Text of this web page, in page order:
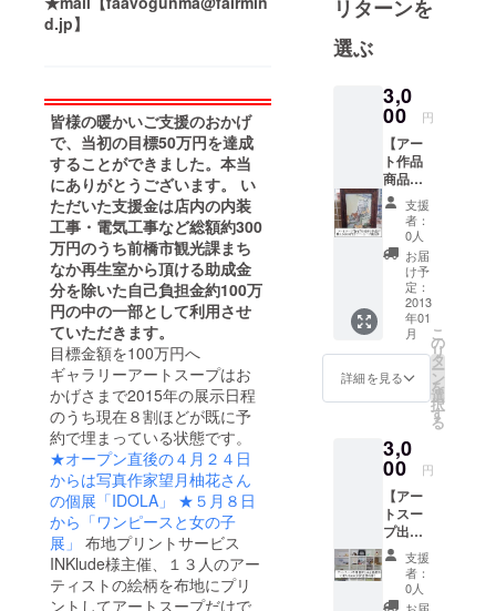
d.jp】
皆様の暖かいご支援のおかげ
で、当初の目標50万円を達成
することができました。本当
にありがとうございます。 い
ただいた支援金は店内の内装
工事・電気工事など総額約300
万円のうち前橋市観光課まち
なか再生室から頂ける助成金
分を除いた自己負担金約100万
円の中の一部として利用させ
ていただきます。
目標金額を100万円へ
ギャラリーアートスープはお
かげさまで2015年の展示日程
のうち現在８割ほどが既に予
約で埋まっている状態です。
★オープン直後の４月２４日
からは写真作家望月柚花さん
の個展「IDOLA」
★５月８日
から「ワンピースと女の子
展」 布地プリントサービス
INKlude様主催、１３人のアー
ティストの絵柄を布地にプリ
ントしてアートスープだけで
して運営に
関わってい
ます。
2013年に
アートスー
プ立ち上げ
の際に出資
者として参
加、2014年
に前任者か
ら代表を引
き継ぎ2015
年4月にクラ
ウドファン
ディングで
支援金を集
め前橋まち
を移す。
2018年5月に
前橋駅前の
新拠点への
進出を計画
中です。
リターンを
選ぶ
3,0
00 円
【アー
ト作品
商品券
3000円
分】
アート
スープ
店内で
使える
商品券
です。
お好き
な作品
3000円
分をお
選び頂
す。
支援
者：
0人
お届
け予
定：
2013
年01
月
詳細を見る
こ
の
リ
タ
ー
ン
を
選
択
す
る
3,0
00 円
【アー
トスー
プ出展
料券
3000円
分】 ★
作家さ
支援
者：
0人